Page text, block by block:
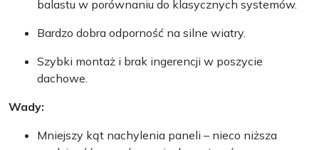
balastu w porównaniu do klasycznych systemów.
Bardzo dobra odporność na silne wiatry.
Szybki montaż i brak ingerencji w poszycie
dachowe.
Wady:
Mniejszy kąt nachylenia paneli – nieco niższa